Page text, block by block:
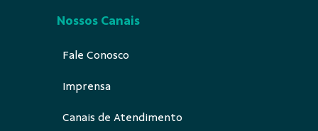
Nossos Canais
Fale Conosco
Imprensa
Canais de Atendimento